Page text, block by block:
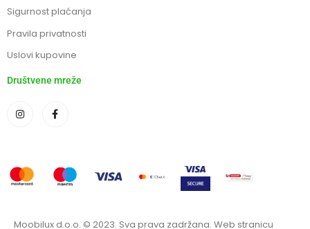
Sigurnost plaćanja
Pravila privatnosti
Uslovi kupovine
Društvene mreže
Moobilux d.o.o. © 2023. Sva prava zadržana. Web stranicu